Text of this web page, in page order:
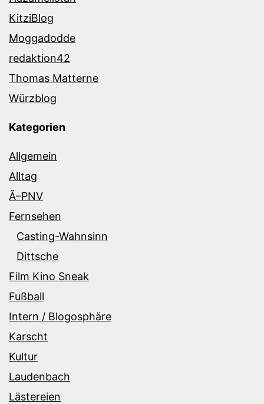
KitziBlog
Moggadodde
redaktion42
Thomas Matterne
Würzblog
Kategorien
Allgemein
Alltag
Ã–PNV
Fernsehen
Casting-Wahnsinn
Dittsche
Film Kino Sneak
Fußball
Intern / Blogosphäre
Karscht
Kultur
Laudenbach
Lästereien